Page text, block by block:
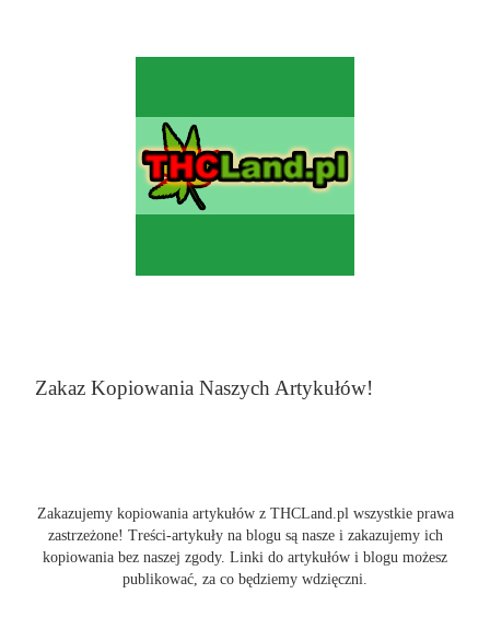
Zakaz Kopiowania Naszych Artykułów!
Zakazujemy kopiowania artykułów z THCLand.pl wszystkie prawa
zastrzeżone! Treści-artykuły na blogu są nasze i zakazujemy ich
kopiowania bez naszej zgody. Linki do artykułów i blogu możesz
publikować, za co będziemy wdzięczni.